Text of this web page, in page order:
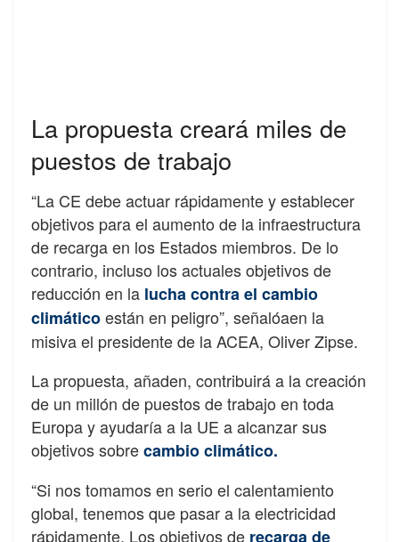
La propuesta creará miles de
puestos de trabajo
“La CE debe actuar rápidamente y establecer
objetivos para el aumento de la infraestructura
de recarga en los Estados miembros. De lo
contrario, incluso los actuales objetivos de
reducción en la lucha contra el cambio
climáticoestán en peligro”, señalóaen la
misiva el presidente de la ACEA, Oliver Zipse.
La propuesta, añaden, contribuirá a la creación
de un millón de puestos de trabajo en toda
Europa y ayudaría a la UE a alcanzar sus
objetivos sobrecambio climático.
“Si nos tomamos en serio el calentamiento
global, tenemos que pasar a la electricidad
rápidamente. Los objetivos de recarga de